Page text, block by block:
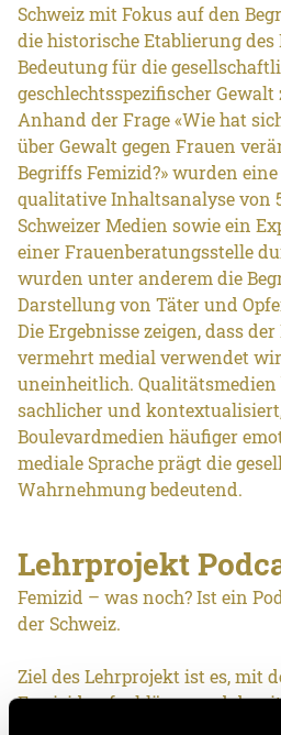
Schweiz mit Fokus auf den
die historische Etablierung des
Bedeutung für die
geschlechtsspezifischer
Anhand der Frage «Wie hat
über Gewalt gegen Frauen
Begriffs Femizid?» wurden
qualitative Inhaltsanalyse von
Schweizer Medien sowie ein
einer Frauenberatungsstelle
wurden unter anderem die
Darstellung von Täter und
Die Ergebnisse zeigen, dass
vermehrt medial verwendet
uneinheitlich.
sachlicher und
Boulevardmedien häufiger
mediale Sprache prägt die
Wahrnehmung bedeutend.
Lehrprojekt
Femizid – was noch? Ist ein
der Schweiz.
Ziel des Lehrprojekt ist es, mit
Femizid aufzuklären und
Wandel zu fördern. Es